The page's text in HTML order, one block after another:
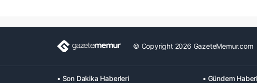
© Copyright 2026 GazeteMemur.com
• Son Dakika Haberleri • Gündem